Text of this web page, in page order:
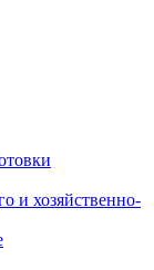
и хозяйственно-